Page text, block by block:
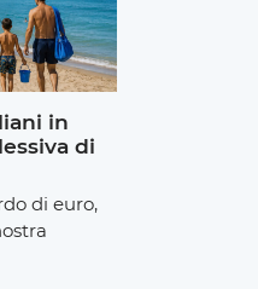
in
di
di euro,